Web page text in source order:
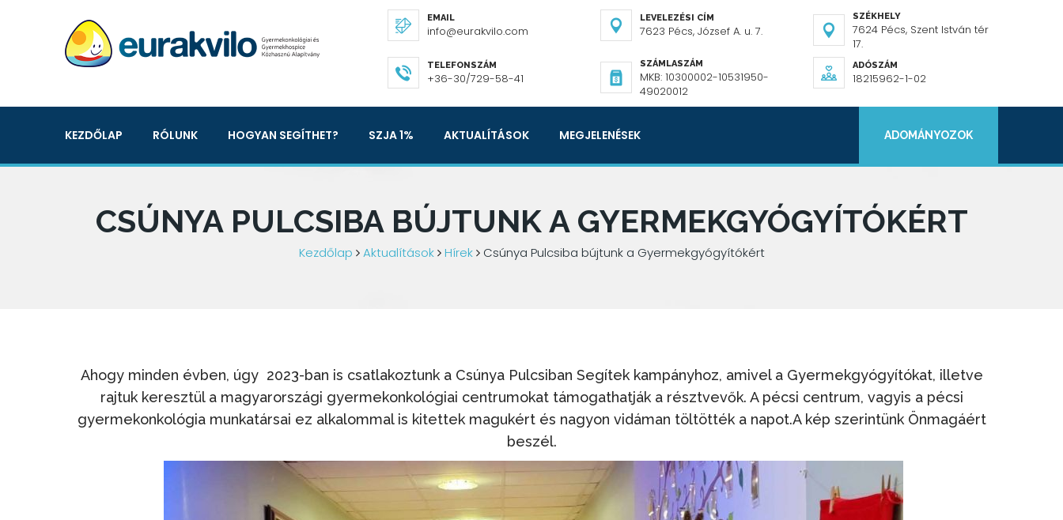
EMAIL
info@eurakvilo.com
LEVELEZÉSI CÍM
7623 Pécs, József A. u. 7.
SZÉKHELY
7624 Pécs, Szent István tér
17.
TELEFONSZÁM
+36-30/729-58-41
SZÁMLASZÁM
MKB: 10300002-10531950-
49020012
ADÓSZÁM
18215962-1-02
KEZDŐLAP RÓLUNK HOGYAN SEGÍTHET? SZJA 1% AKTUALÍTÁSOK MEGJELENÉSEK ADOMÁNYOZOK
CSÚNYA PULCSIBA BÚJTUNK A GYERMEKGYÓGYÍTÓKÉRT
Kezdőlap Aktualítások Hírek Csúnya Pulcsiba bújtunk a Gyermekgyógyítókért
Ahogy minden évben, úgy 2023-ban is csatlakoztunk a Csúnya Pulcsiban Segítek kampányhoz, amivel a Gyermekgyógyítókat, illetve
rajtuk keresztül a magyarországi gyermekonkológiai centrumokat támogathatják a résztvevők. A pécsi centrum, vagyis a pécsi
gyermekonkológia munkatársai ez alkalommal is kitettek magukért és nagyon vidáman töltötték a napot.A kép szerintünk Önmagáért
beszél.